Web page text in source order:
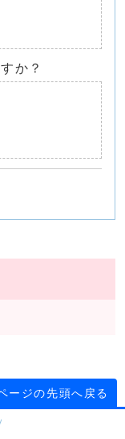
か？
ージの先頭へ戻る